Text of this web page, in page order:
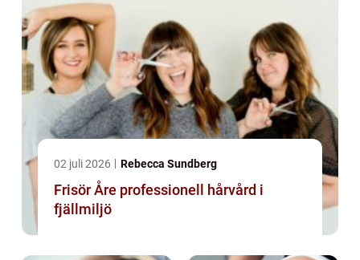
02 juli 2026 Rebecca Sundberg
Frisör Åre professionell hårvård i
fjällmiljö